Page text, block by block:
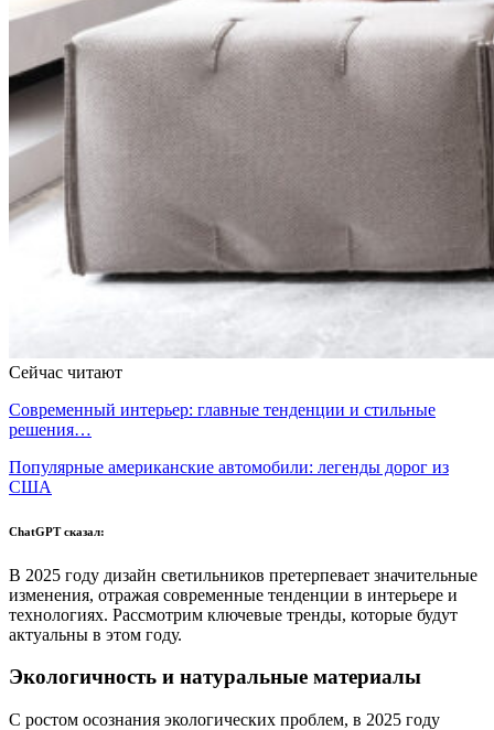
Сейчас читают
Современный интерьер: главные тенденции и стильные
решения…
Популярные американские автомобили: легенды дорог из
США
ChatGPT сказал:
В 2025 году дизайн светильников претерпевает значительные
изменения, отражая современные тенденции в интерьере и
технологиях. Рассмотрим ключевые тренды, которые будут
актуальны в этом году.
Экологичность и натуральные материалы
С ростом осознания экологических проблем, в 2025 году